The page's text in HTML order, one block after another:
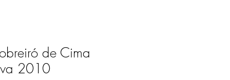
de Cima
2010